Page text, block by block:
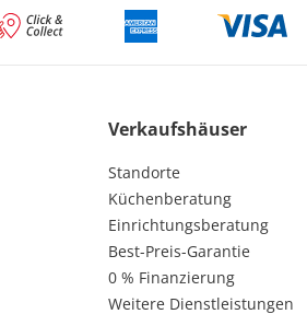
Verkaufshäuser
Standorte
Küchenberatung
Einrichtungsberatung
Best-Preis-Garantie
0 % Finanzierung
Weitere Dienstleistungen